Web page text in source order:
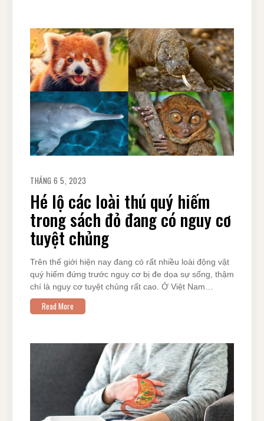
THÁNG 6 5, 2023
Hé lộ các loài thú quý hiếm
trong sách đỏ đang có nguy cơ
tuyệt chủng
Trên thế giới hiện nay đang có rất nhiều loài động vật
quý hiếm đứng trước nguy cơ bị đe dọa sự sống, thậm
chí là nguy cơ tuyệt chủng rất cao. Ở Việt Nam…
Read More